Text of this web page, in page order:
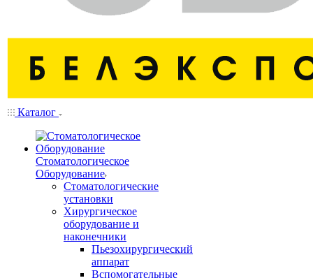
Каталог
Стоматологическое
Оборудование
Стоматологические
установки
Хирургическое
оборудование и
наконечники
Пьезохирургический
аппарат
Вспомогательные